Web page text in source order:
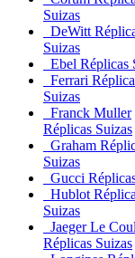
Suizas
DeWitt
Suizas
Ebel Réplicas
Ferrari
Suizas
Franck Muller
Réplicas Suizas
Graham
Suizas
Gucci
Hublot
Suizas
Jaeger Le
Réplicas Suizas